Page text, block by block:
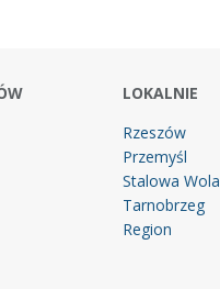
LOKALNIE
Rzeszów
Przemyśl
Stalowa Wola
Tarnobrzeg
Region